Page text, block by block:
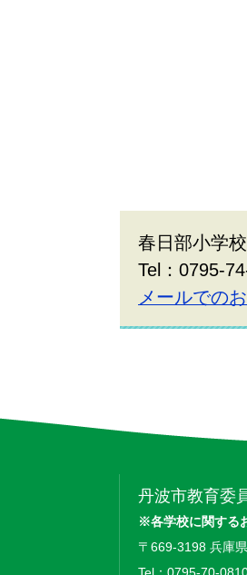
春日部小学
Tel：0795-
メールでの
丹波市教育委
※各学校に関する
〒669-3198 兵庫
Tel：0795-70-